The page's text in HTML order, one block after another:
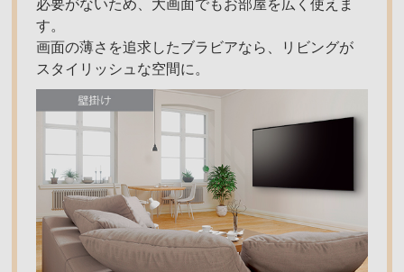
必要がないため、大画面でもお部屋を広く使えま
す。
画面の薄さを追求したブラビアなら、リビングが
スタイリッシュな空間に。